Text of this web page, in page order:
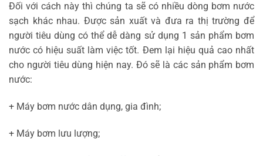
Đối với cách này thì chúng ta sẽ có nhiều dòng bơm nước
sạch khác nhau. Được sản xuất và đưa ra thị trường để
người tiêu dùng có thể dễ dàng sử dụng 1 sản phẩm bơm
nước có hiệu suất làm việc tốt. Đem lại hiệu quả cao nhất
cho người tiêu dùng hiện nay. Đó sẽ là các sản phẩm bơm
nước:
+ Máy bơm nước dân dụng, gia đình;
+ Máy bơm lưu lượng;